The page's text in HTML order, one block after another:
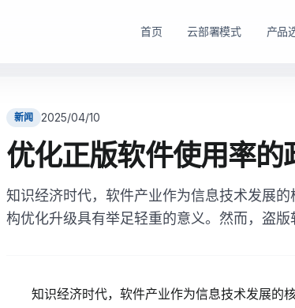
首页 云部署模式
署有要求的制造业研发团队，在客户
资料保护
私有云
面向已有
私有云平台
domain 适合已
查看私
产品
和持续优化场景，按需获取产品与服务能力。
扩容
新闻 2025/04/10
优化正版软件使用率的
知识经济时代，软件产业作为信息技术发展
构优化升级具有举足轻重的意义。然而，盗
知识经济时代，软件产业作为信息技术发展的